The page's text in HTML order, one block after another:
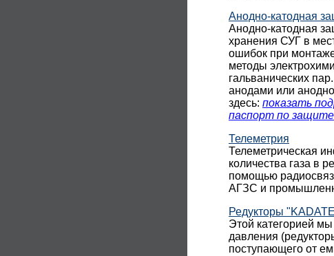
Анодно-катодная
Анодно-катодная
хранения СУГ в
ошибок при
методы
гальванических
анодами или
здесь: показать
паспорт по защите
Телеметрия
Телеметрическая
количества газа в
помощью
АГЗС и
Редукторы
Этой категорией
давления
поступающего от